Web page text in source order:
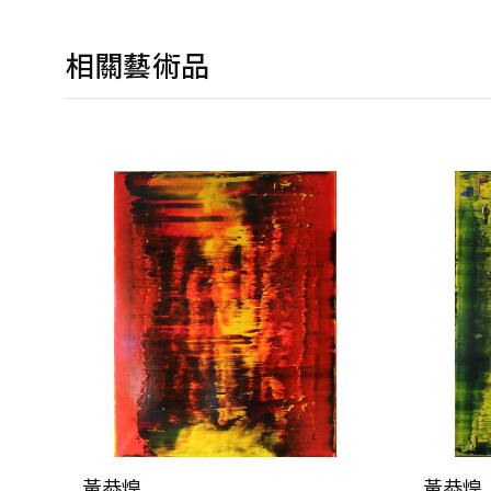
相關藝術品